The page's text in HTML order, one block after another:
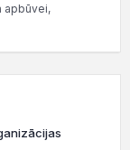
apbūvei,